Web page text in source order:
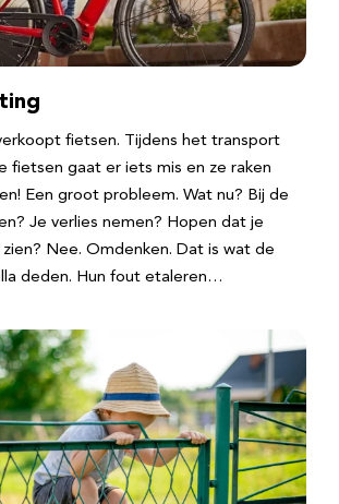
fietsen. Tijdens het transport
fietsen gaat er iets mis en ze raken
Een groot probleem. Wat nu? Bij de
Je verlies nemen? Hopen dat je
Nee. Omdenken. Dat is wat de
deden. Hun fout etaleren…